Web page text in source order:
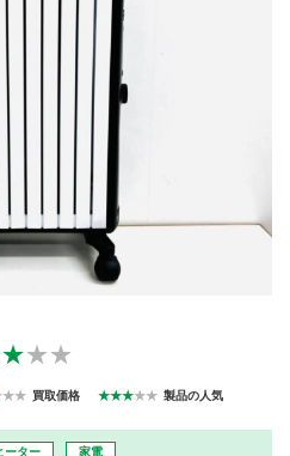
宅配買取
出張買取
商品ジャンル
買取実績
買取強化ブランド
よくある質問
お客様の声
規約・同意書
法人の
客様へ
買取価格表を
★★
買取価格 ★★★★★ 製品の人気
ーター 家電